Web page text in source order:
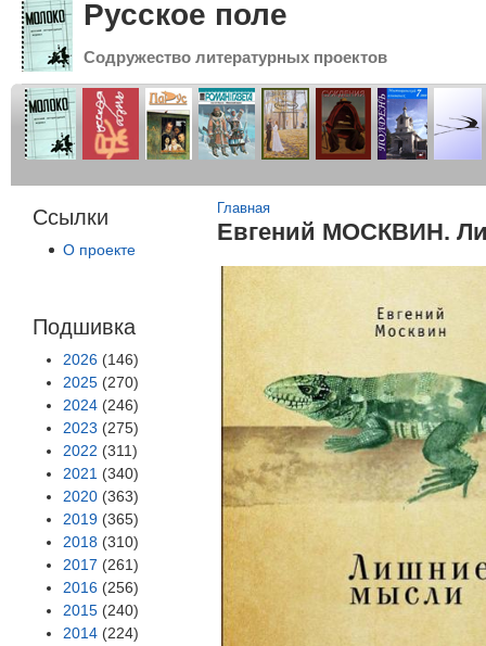
Русское поле
Содружество литературных проектов
Ссылки
О проекте
Подшивка
2026 (146)
2025 (270)
2024 (246)
2023 (275)
2022 (311)
2021 (340)
2020 (363)
2019 (365)
2018 (310)
2017 (261)
2016 (256)
2015 (240)
2014 (224)
Вы здесь
Главная
Евгений МОСКВИН.